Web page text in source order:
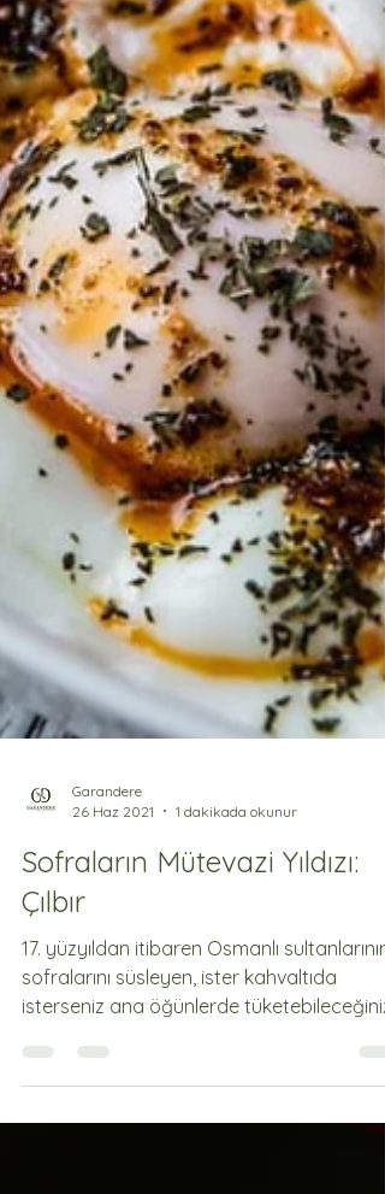
Garandere
26 Haz 2021
Sofraların Mütevazi Yıldızı:
Çılbır
sofralarını süsleyen, ister kahvaltıda
isterseniz ana öğünlerde tüketebileceğiniz
harika,...